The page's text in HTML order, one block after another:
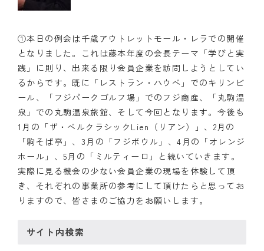
木曜会
組織図
クラブのあゆみ
クラブの歴史
歴代会長・幹事
記念誌
案内
例会場・事務局の案内
①本日の例会は千歳アウトレットモール・レラでの開催
となりました。これは藤本年度の会長テーマ「学びと実
践」に則り、出来る限り会員企業を訪問しようとしてい
るからです。既に「レストラン・ハウベ」でのキリンビ
ール、「フジパークゴルフ場」でのフジ商産、「丸駒温
泉」での丸駒温泉旅館、そして今回となります。今後も
1月の「ザ・ベルクラシックLien（リアン）」、2月の
「駒そば亭」、3月の「フジボウル」、4月の「オレンジ
ホール」、5月の「ミルティーロ」と続いていきます。
実際に見る機会の少ない会員企業の現場を体験して頂
き、それぞれの事業所の参考にして頂けたらと思ってお
りますので、皆さまのご協力をお願いします。
サイト内検索